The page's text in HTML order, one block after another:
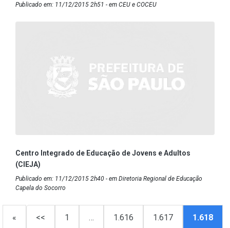
Publicado em: 11/12/2015 2h51 - em CEU e COCEU
Centro Integrado de Educação de Jovens e Adultos
(CIEJA)
Publicado em: 11/12/2015 2h40 - em Diretoria Regional de Educação
Capela do Socorro
« << 1 … 1.616 1.617 1.618